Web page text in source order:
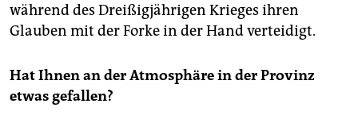
während des Dreißigjährigen Krieges ihren
Glauben mit der Forke in der Hand verteidigt.
Hat Ihnen an der Atmosphäre in der Provinz
etwas gefallen?